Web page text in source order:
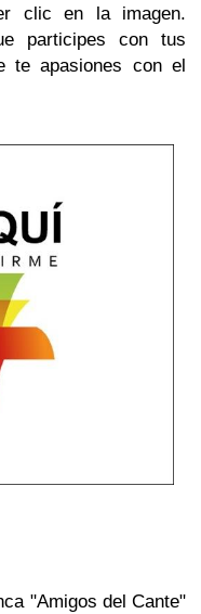
clic en la imagen.
participes con tus
te apasiones con el
"Amigos del Cante"